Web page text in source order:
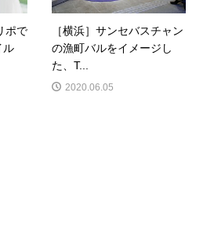
ポで
ル
［横浜］サンセバスチャン
の漁町バルをイメージし
た、T...
2020.06.05